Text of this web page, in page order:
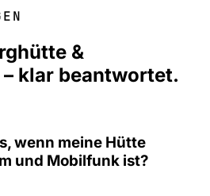
&
klar beantwortet.
wenn meine Hütte
und Mobilfunk ist?